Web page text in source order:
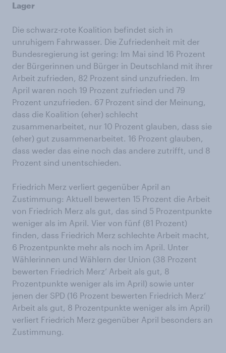
Lager
Die schwarz-rote Koalition befindet sich in
unruhigem Fahrwasser. Die Zufriedenheit mit der
Bundesregierung ist gering: Im Mai sind 16 Prozent
der Bürgerinnen und Bürger in Deutschland mit ihrer
Arbeit zufrieden, 82 Prozent sind unzufrieden. Im
April waren noch 19 Prozent zufrieden und 79
Prozent unzufrieden. 67 Prozent sind der Meinung,
dass die Koalition (eher) schlecht
zusammenarbeitet, nur 10 Prozent glauben, dass sie
(eher) gut zusammenarbeitet. 16 Prozent glauben,
dass weder das eine noch das andere zutrifft, und 8
Prozent sind unentschieden.
Friedrich Merz verliert gegenüber April an
Zustimmung: Aktuell bewerten 15 Prozent die Arbeit
von Friedrich Merz als gut, das sind 5 Prozentpunkte
weniger als im April. Vier von fünf (81 Prozent)
finden, dass Friedrich Merz schlechte Arbeit macht,
6 Prozentpunkte mehr als noch im April. Unter
Wählerinnen und Wählern der Union (38 Prozent
bewerten Friedrich Merz‘ Arbeit als gut, 8
Prozentpunkte weniger als im April) sowie unter
jenen der SPD (16 Prozent bewerten Friedrich Merz‘
Arbeit als gut, 8 Prozentpunkte weniger als im April)
verliert Friedrich Merz gegenüber April besonders an
Zustimmung.